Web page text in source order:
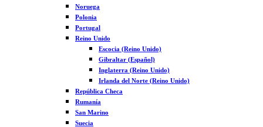
Noruega
Polonia
Portugal
Reino Unido
Escocia (Reino Unido)
Gibraltar (Español)
Inglaterra (Reino Unido)
Irlanda del Norte (Reino Unido)
República Checa
Rumanía
San Marino
Suecia